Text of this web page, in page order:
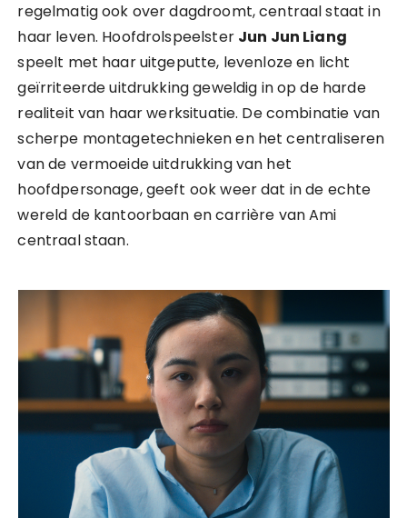
regelmatig ook over dagdroomt, centraal staat in
haar leven. Hoofdrolspeelster Jun Jun Liang
speelt met haar uitgeputte, levenloze en licht
geïrriteerde uitdrukking geweldig in op de harde
realiteit van haar werksituatie. De combinatie van
scherpe montagetechnieken en het centraliseren
van de vermoeide uitdrukking van het
hoofdpersonage, geeft ook weer dat in de echte
wereld de kantoorbaan en carrière van Ami
centraal staan.